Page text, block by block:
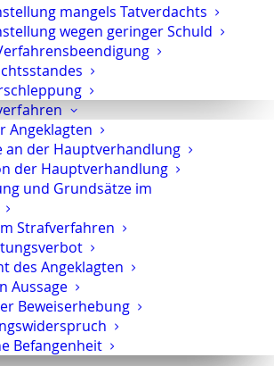
mangels Tatverdachts
wegen geringer Schuld
Angeklagten
an der Hauptverhandlung
der Hauptverhandlung
und Grundsätze im
Strafverfahren
des Angeklagten
Aussage
Beweiserhebung
Befangenheit
Steuerstrafrecht
.
mit dem Ziel,
frühzeitig, diskret und
In vielen Fällen liegt der
einer erfolgreichen
bereits im
. Dort werden oft die
den weiteren Verlauf gestellt.
gegen Unternehmen,
leitende Mitarbeiter, Ärzte,
oder
kann eine frühzeitige
entscheidend sein, um
Hauptverhandlung